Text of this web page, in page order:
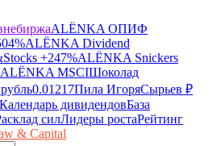
ALЁNKA ОПИФ
ALЁNKA Dividend
+247%ALЁNKA Snickers
ALЁNKA MSCIШоколад
0.01217Пила ИгоряСырьев ₽
Календарь дивидендовБаза
силЛидеры ростаРейтинг
& Capital